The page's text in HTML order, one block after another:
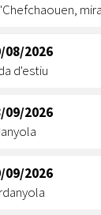
08/2026
d'estiu
09/2026
09/2026